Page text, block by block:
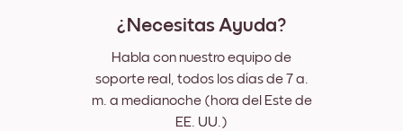
¿Necesitas Ayuda?
Habla con nuestro equipo de
soporte real, todos los días de 7 a.
m. a medianoche (hora del Este de
EE. UU.)